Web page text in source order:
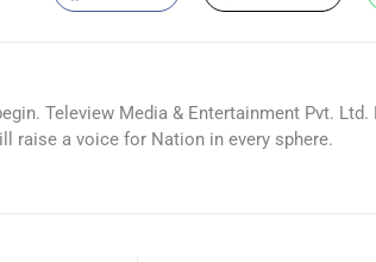
Teleview Media & Entertainment Pvt.
raise a voice for Nation in every sphere.